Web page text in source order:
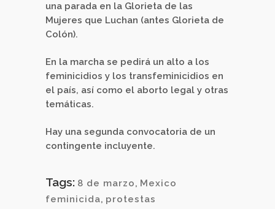
una parada en la Glorieta de las
Mujeres que Luchan (antes Glorieta de
Colón).
En la marcha se pedirá un alto a los
feminicidios y los transfeminicidios en
el país, así como el aborto legal y otras
temáticas.
Hay una segunda convocatoria de un
contingente incluyente.
Tags: 8 de marzo, Mexico
feminicida, protestas